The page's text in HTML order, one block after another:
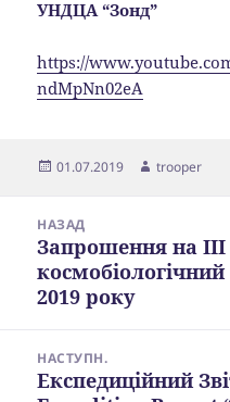
УНДЦА “Зонд”
https://
ndMpNn02eA
Опубліковано
01.07.2019 Автор
trooper
записівНАЗАД
Попередній
запис:
Запрошення на
2019 року
НАСТУПН.
Наступний
Експедиційний